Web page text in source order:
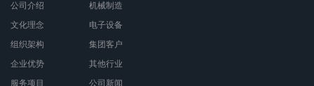
公司介绍
文化理念
组织架构
企业优势
服务项目
机械制造
电子设备
集团客户
其他行业
公司新闻